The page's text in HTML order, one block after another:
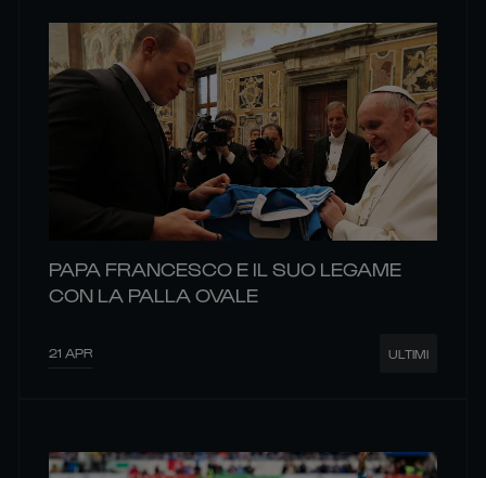
PAPA FRANCESCO E IL SUO LEGAME
CON LA PALLA OVALE
21 APR ULTIMI